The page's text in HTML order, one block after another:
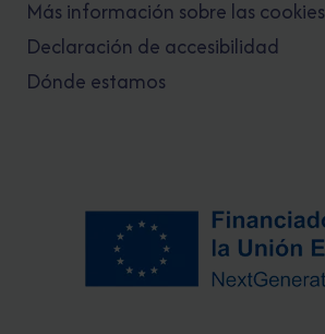
Más información sobre las cookies
Declaración de accesibilidad
Dónde estamos